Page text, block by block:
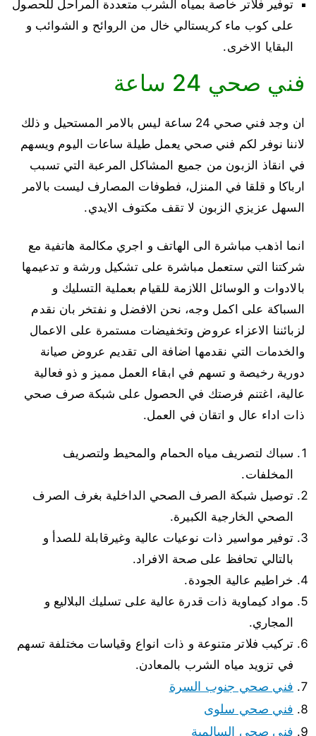
توفير فلاتر خاصة بمياه الشرب متعددة المراحل للحصول
على كوب ماء كريستالي خال من الروائح و الشوائب و
البقايا الاخرى.
فني صحي 24 ساعة
ان وجد فني صحي 24 ساعة ليس بالامر المستحيل و ذلك
لاننا نوفر لكم فني صحي يعمل طيلة ساعات اليوم ويسهم
في انقاذ الزبون من جميع المشاكل المرعبة التي تسبب
ارباكا و قلقا في المنزل، فطوفات المصارف ليست بالامر
السهل عزيزي الزبون لا تقف مكتوف الايدي.
انما اذهب مباشرة الى الهاتف و اجري مكالمة هاتفية مع
شركتنا التي ستعمل مباشرة على تشكيل ورشة و تدعيمها
بالادوات و الوسائل اللازمة للقيام بعملية التسليك و
السباكة على اكمل وجه، نحن الافضل و نفتخر بان نقدم
لزبائننا الاعزاء عروض وتخفيضات مستمرة على الاعمال
والخدمات التي نقدمها اضافة الى تقديم عروض صيانة
دورية رخيصة و تسهم في ابقاء العمل مميز و ذو فعالية
عالية، اغتنم فرصتك في الحصول على شبكة صرف صحي
ذات اداء عال و اتقان في العمل.
سباك لتصريف مياه الحمام والمحيط ولتصريف
المخلفات.
توصيل شبكة الصرف الصحي الداخلية بغرف الصرف
الصحي الخارجية الكبيرة.
توفير مواسير ذات نوعيات عالية وغيرقابلة للصدأ و
بالتالي تحافظ على صحة الافراد.
خراطيم عالية الجودة.
مواد كيماوية ذات قدرة عالية على تسليك البلاليع و
المجاري.
تركيب فلاتر متنوعة و ذات انواع وقياسات مختلفة تسهم
في تزويد مياه الشرب بالمعادن.
فني صحي جنوب السرة
فني صحي سلوى
فني صحي السالمية